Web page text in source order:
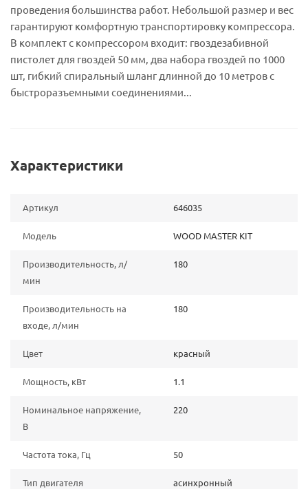
проведения большинства работ. Небольшой размер и вес
гарантируют комфортную транспортировку компрессора.
В комплект с компрессором входит: гвоздезабивной
пистолет для гвоздей 50 мм, два набора гвоздей по 1000
шт, гибкий спиральный шланг длинной до 10 метров с
быстроразъемными соединениями...
Характеристики
Артикул 646035
Модель WOOD MASTER KIT
Производительность, л/
мин
180
Производительность на
входе, л/мин
180
Цвет красный
Мощность, кВт 1.1
Номинальное напряжение,
В
220
Частота тока, Гц 50
Тип двигателя асинхронный